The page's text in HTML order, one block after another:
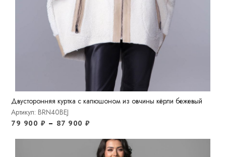
Двусторонняя куртка c капюшоном из овчины кёрли бежевый
Артикул: BRN40BEJ
79 900 ₽ – 87 900₽